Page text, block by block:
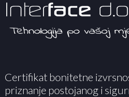
Certifikat bonitetne
priznanje postojanog i